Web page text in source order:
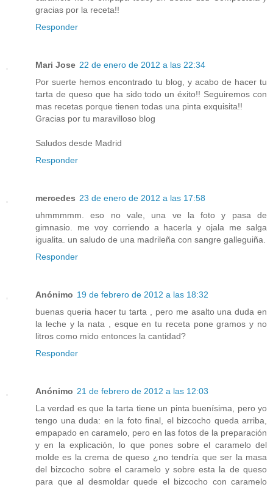
gracias por la receta!!
Responder
Mari Jose 22 de enero de 2012 a las 22:34
Por suerte hemos encontrado tu blog, y acabo de hacer tu
tarta de queso que ha sido todo un éxito!! Seguiremos con
mas recetas porque tienen todas una pinta exquisita!!
Gracias por tu maravilloso blog
Saludos desde Madrid
Responder
mercedes 23 de enero de 2012 a las 17:58
uhmmmmm. eso no vale, una ve la foto y pasa de
gimnasio. me voy corriendo a hacerla y ojala me salga
igualita. un saludo de una madrileña con sangre galleguiña.
Responder
Anónimo 19 de febrero de 2012 a las 18:32
buenas queria hacer tu tarta , pero me asalto una duda en
la leche y la nata , esque en tu receta pone gramos y no
litros como mido entonces la cantidad?
Responder
Anónimo 21 de febrero de 2012 a las 12:03
La verdad es que la tarta tiene un pinta buenísima, pero yo
tengo una duda: en la foto final, el bizcocho queda arriba,
empapado en caramelo, pero en las fotos de la preparación
y en la explicación, lo que pones sobre el caramelo del
molde es la crema de queso ¿no tendría que ser la masa
del bizcocho sobre el caramelo y sobre esta la de queso
para que al desmoldar quede el bizcocho con caramelo